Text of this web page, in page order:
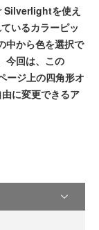
を使え
いるカラーピッ
中から色を選択で
今回は、この
ージ上の四角形オ
に変更できるア